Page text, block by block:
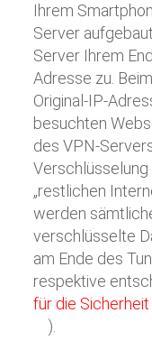
Ihrem
Server
Server Ihrem
Adresse zu.
Original-IP-
besuchten
des VPN-
Verschlüsselung
„restlichen
werden
verschlüsselte
am Ende des
respektive
für die
).